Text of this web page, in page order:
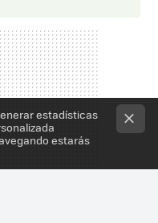
estadísticas
estarás